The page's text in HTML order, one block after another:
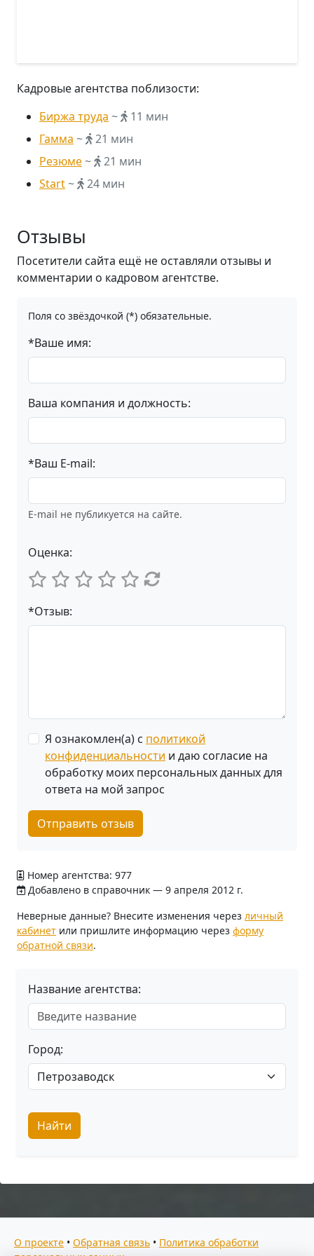
Кадровые агентства поблизости:
Биржа труда ~
11 мин
Гамма ~
21 мин
Резюме~
21 мин
Start~ 24 мин
Отзывы
Посетители сайта ещё не оставляли отзывы и
комментарии о кадровом агентстве.
Поля со звёздочкой (*) обязательные.
*Ваше имя:
Ваша компания и должность:
*Ваш E-mail:
E-mail не публикуется на сайте.
Оценка:
*Отзыв:
Я ознакомлен(а) с политикой
конфиденциальности и даю согласие на
обработку моих персональных данных для
ответа на мой запрос
Отправить отзыв
Номер агентства: 977
Добавлено в справочник — 9 апреля 2012 г.
Неверные данные? Внесите изменения через личный
кабинет или пришлите информацию через форму
обратной связи.
Название агентства:
Город:
Найти
О проекте • Обратная связь • Политика обработки